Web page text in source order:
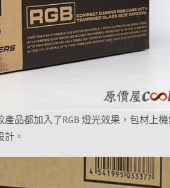
品都加入了RGB 燈光效果，包材上
。